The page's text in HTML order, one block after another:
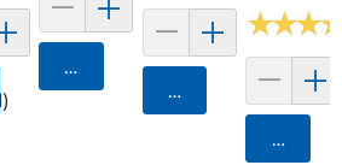
Agregar
Agregar
★★★
★★★